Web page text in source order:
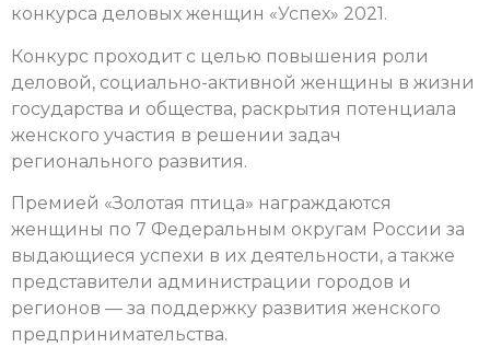
конкурса деловых женщин «Успех» 2021.
Конкурс проходит с целью повышения роли
деловой, социально-активной женщины в жизни
государства и общества, раскрытия потенциала
женского участия в решении задач
регионального развития.
Премией «Золотая птица» награждаются
женщины по 7 Федеральным округам России за
выдающиеся успехи в их деятельности, а также
представители администрации городов и
регионов — за поддержку развития женского
предпринимательства.